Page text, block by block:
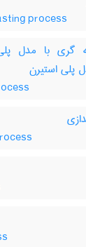
process
گری با مدل
پلی استیرن